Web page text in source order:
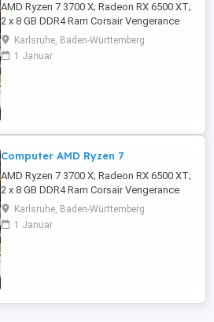
AMD Ryzen 7 3700 X; Radeon RX 6500 XT;
2 x 8 GB DDR4 Ram Corsair Vengerance
LPX CL 16; Mainboard: MSI B450
Tomahawk; M2 SSD Samsung EVO860
512GB; SSD Gigastone 128 GB;
Karlsruhe, Baden-Württemberg
1 Januar
Computer AMD Ryzen 7
AMD Ryzen 7 3700 X; Radeon RX 6500 XT;
2 x 8 GB DDR4 Ram Corsair Vengerance
LPX CL 16; Mainboard: MSI B450
Tomahawk; M2 SSD Samsung EVO860
512GB; SSD Gigastone 128 GB;
Karlsruhe, Baden-Württemberg
1 Januar